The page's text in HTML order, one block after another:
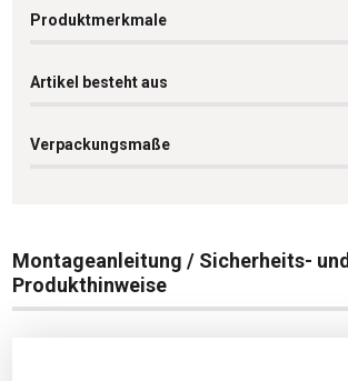
Produktmerkmale
Artikel besteht aus
Verpackungsmaße
Montageanleitung / Sicherheits- und
Produkthinweise